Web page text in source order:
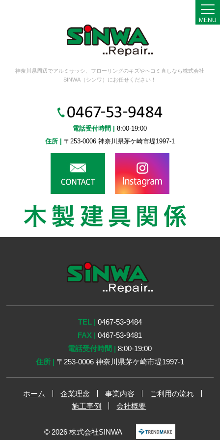
神奈川県周辺でアルミサッシ、フローリングのキズやヘコミ直しなら株式会社
SINWA（シンワ）にお任せください！
電話受付時間 |
8:00-19:00
住所 |
〒253-0006 神奈川県茅ケ崎市堤1997-1
MENU
TEL | 0467-53-9484
FAX | 0467-53-9481
電話受付時間 | 8:00-19:00
住所 | 〒253-0006 神奈川県茅ケ崎市堤1997-1
ホーム 企業理念 事業内容
ご利用の流れ
施工事例
会社概要
© 2026 株式会社SINWA